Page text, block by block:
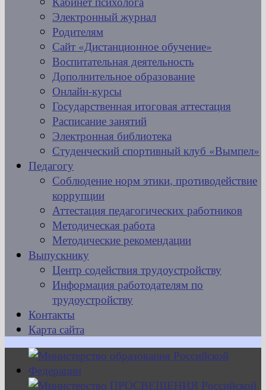
Электронный журнал
Родителям
Сайт «Дистанционное обучение»
Воспитательная деятельность
Дополнительное образование
Онлайн-курсы
Государственная итоговая аттестация
Расписание занятий
Электронная библиотека
Студенческий спортивный клуб «Вымпел»
Педагогу
Соблюдение норм этики, противодействие
коррупции
Аттестация педагогических работников
Методическая работа
Методические рекомендации
Выпускнику
Центр содействия трудоустройству
Информация работодателям по
трудоустройству
Контакты
Карта сайта